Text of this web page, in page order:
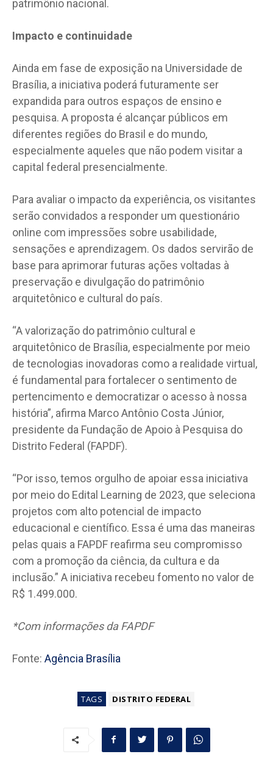
patrimônio nacional.
Impacto e continuidade
Ainda em fase de exposição na Universidade de
Brasília, a iniciativa poderá futuramente ser
expandida para outros espaços de ensino e
pesquisa. A proposta é alcançar públicos em
diferentes regiões do Brasil e do mundo,
especialmente aqueles que não podem visitar a
capital federal presencialmente.
Para avaliar o impacto da experiência, os visitantes
serão convidados a responder um questionário
online com impressões sobre usabilidade,
sensações e aprendizagem. Os dados servirão de
base para aprimorar futuras ações voltadas à
preservação e divulgação do patrimônio
arquitetônico e cultural do país.
“A valorização do patrimônio cultural e
arquitetônico de Brasília, especialmente por meio
de tecnologias inovadoras como a realidade virtual,
é fundamental para fortalecer o sentimento de
pertencimento e democratizar o acesso à nossa
história”, afirma Marco Antônio Costa Júnior,
presidente da Fundação de Apoio à Pesquisa do
Distrito Federal (FAPDF).
“Por isso, temos orgulho de apoiar essa iniciativa
por meio do Edital Learning de 2023, que seleciona
projetos com alto potencial de impacto
educacional e científico. Essa é uma das maneiras
pelas quais a FAPDF reafirma seu compromisso
com a promoção da ciência, da cultura e da
inclusão.” A iniciativa recebeu fomento no valor de
R$ 1.499.000.
*Com informações da FAPDF
Fonte: Agência Brasília
TAGS DISTRITO FEDERAL